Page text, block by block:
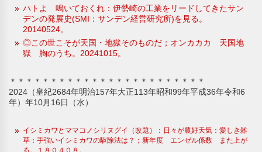
ハトよ 鳴いておくれ：伊勢崎の工業をリードしてきたサン
デンの発展史(SMI：サンデン経営研究所)を見る。
20140524。
◎この世こそが天国・地獄そのものだ；オンカカカ 天国地
獄 胸のうち。20241015。
＊＊＊＊＊＊＊＊＊＊＊＊＊＊＊＊＊＊＊＊＊＊＊＊
2024（皇紀2684年明治157年大正113年昭和99年平成36年令和6
年）年10月16日（水）
イシミカワとママコノシリヌグイ（改題）：日々が農好天気：愛しき雑
草：手強いイシミカワの駆除法は？；新年度 エンゼル係数 また上が
る。１８０４０８。